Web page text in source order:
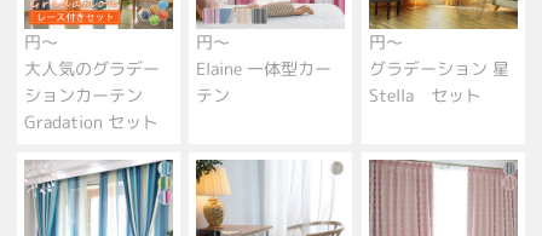
円～
大人気のグラデー
ションカーテン
Gradation セット
円～
Elaine 一体型カー
テン
円～
グラデーション 星
Stella セット